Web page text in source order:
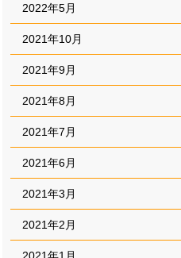
2022年5月
2021年10月
2021年9月
2021年8月
2021年7月
2021年6月
2021年3月
2021年2月
2021年1月